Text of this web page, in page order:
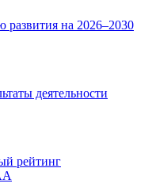
развития на 2026–2030
деятельности
рейтинг